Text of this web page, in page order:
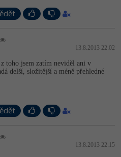
13.8.2013 22:02
toho jsem zatím neviděl ani v
delší, složitější a méně přehledné
13.8.2013 22:15